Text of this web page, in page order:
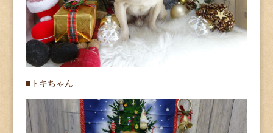
■トキちゃん